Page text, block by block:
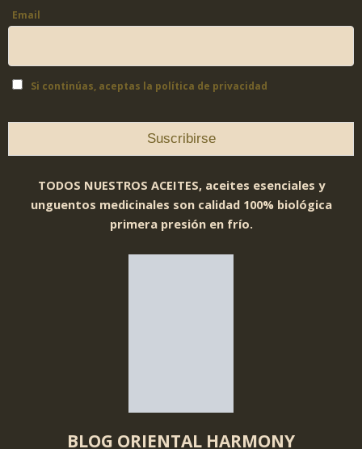
Email
Si continúas, aceptas la política de privacidad
TODOS NUESTROS ACEITES, aceites esenciales y
unguentos medicinales son calidad 100% biológica
primera presión en frío.
BLOG ORIENTAL HARMONY